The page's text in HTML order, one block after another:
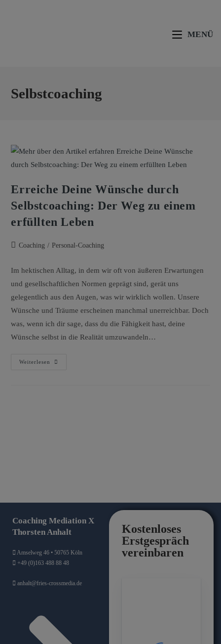
MENÜ
Selbstcoaching
Erreiche Deine Wünsche durch
Selbstcoaching: Der Weg zu einem
erfüllten Leben
Coaching / Personal-Coaching
Im hektischen Alltag, in dem wir oft von äußeren Erwartungen
und gesellschaftlichen Normen geprägt sind, gerät uns
gelegentlich aus den Augen, was wir wirklich wollen. Unsere
Wünsche und Träume erscheinen manchmal unerreichbar. Doch
was, wenn ich dir sage, dass du die Fähigkeit hast, deine
Wünsche selbst in die Realität umzuwandeln…
Weiterlesen
Coaching Mediation X
Thorsten Anhalt
Amselweg 46 • 50765 Köln
+49 (0)163 488 88 48
anhalt@fries-crossmedia.de
Kostenloses
Erstgespräch
vereinbaren